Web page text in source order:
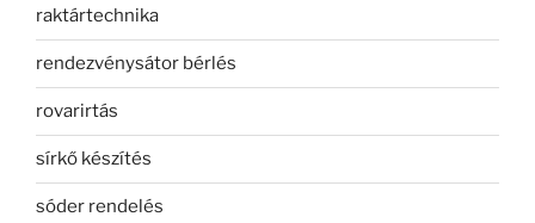
raktártechnika
rendezvénysátor bérlés
rovarirtás
sírkő készítés
sóder rendelés